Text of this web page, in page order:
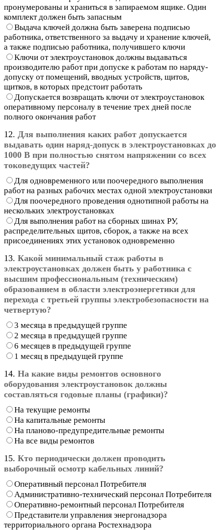
пронумерованы и храниться в запираемом ящике. Один
комплект должен быть запасным
Выдача ключей должна быть заверена подписью
работника, ответственного за выдачу и хранение ключей,
а также подписью работника, получившего ключи
Ключи от электроустановок должны выдаваться
производителю работ при допуске к работам по наряду-
допуску от помещений, вводных устройств, щитов,
щитков, в которых предстоит работать
Допускается возвращать ключи от электроустановок
оперативному персоналу в течение трех дней после
полного окончания работ
12. Для выполнения каких работ допускается
выдавать один наряд-допуск в электроустановках до
1000 В при полностью снятом напряжении со всех
токоведущих частей?
Для одновременного или поочередного выполнения
работ на разных рабочих местах одной электроустановки
Для поочередного проведения однотипной работы на
нескольких электроустановках
Для выполнения работ на сборных шинах РУ,
распределительных щитов, сборок, а также на всех
присоединениях этих установок одновременно
13. Какой минимальный стаж работы в
электроустановках должен быть у работника с
высшим профессиональным (техническим)
образованием в области электроэнергетики для
перехода с третьей группы электробезопасности на
четвертую?
3 месяца в предыдущей группе
2 месяца в предыдущей группе
6 месяцев в предыдущей группе
1 месяц в предыдущей группе
14. На какие виды ремонтов основного
оборудования электроустановок должны
составляться годовые планы (графики)?
На текущие ремонты
На капитальные ремонты
На планово-предупредительные ремонты
На все виды ремонтов
15. Кто периодически должен проводить
выборочный осмотр кабельных линий?
Оперативный персонал Потребителя
Административно-технический персонал Потребителя
Оперативно-ремонтный персонал Потребителя
Представители управления энергонадзора
территориального органа Ростехнадзора